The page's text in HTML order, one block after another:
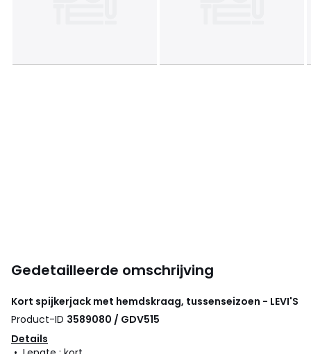
Gedetailleerde omschrijving
Kort spijkerjack met hemdskraag, tussenseizoen - LEVI'S
Product-ID 3589080 / GDV515
Details